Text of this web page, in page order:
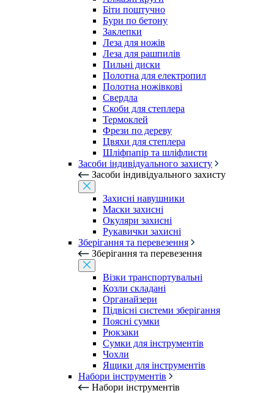
Біти поштучно
Бури по бетону
Заклепки
Леза для ножів
Леза для рашпилів
Пильні диски
Полотна для електропил
Полотна ножівкові
Свердла
Скоби для степлера
Термоклей
Фрези по дереву
Цвяхи для степлера
Шліфпапір та шліфлисти
Засоби індивідуального захисту
Засоби індивідуального захисту
Захисні навушники
Маски захисні
Окуляри захисні
Рукавички захисні
Зберігання та перевезення
Зберігання та перевезення
Візки транспортувальні
Козли складані
Органайзери
Підвісні системи зберігання
Поясні сумки
Рюкзаки
Сумки для інструментів
Чохли
Ящики для інструментів
Набори інструментів
Набори інструментів